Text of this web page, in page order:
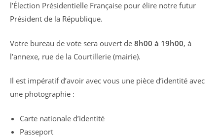
l’Élection Présidentielle Française pour élire notre futur
Président de la République.
Votre bureau de vote sera ouvert de 8h00 à 19h00, à
l’annexe, rue de la Courtillerie (mairie).
Il est impératif d’avoir avec vous une pièce d’identité avec
une photographie :
Carte nationale d’identité
Passeport